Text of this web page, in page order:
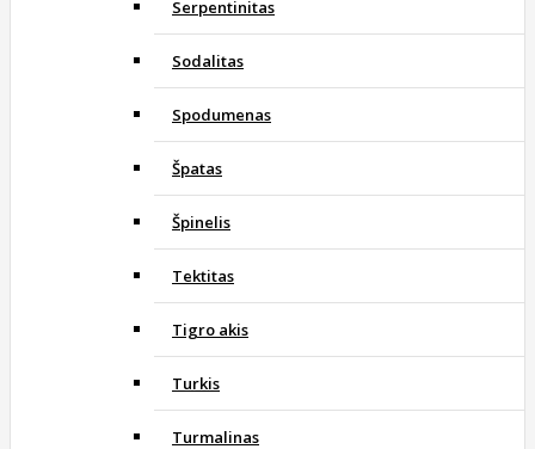
Serpentinitas
Sodalitas
Spodumenas
Špatas
Špinelis
Tektitas
Tigro akis
Turkis
Turmalinas